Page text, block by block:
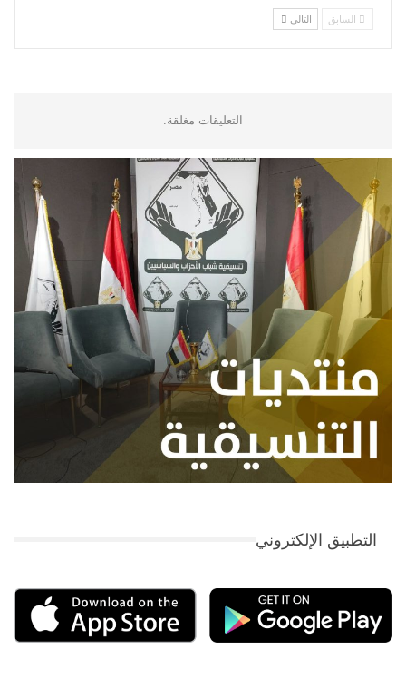
السابق التالي
التعليقات مغلقة.
التطبيق الإلكتروني